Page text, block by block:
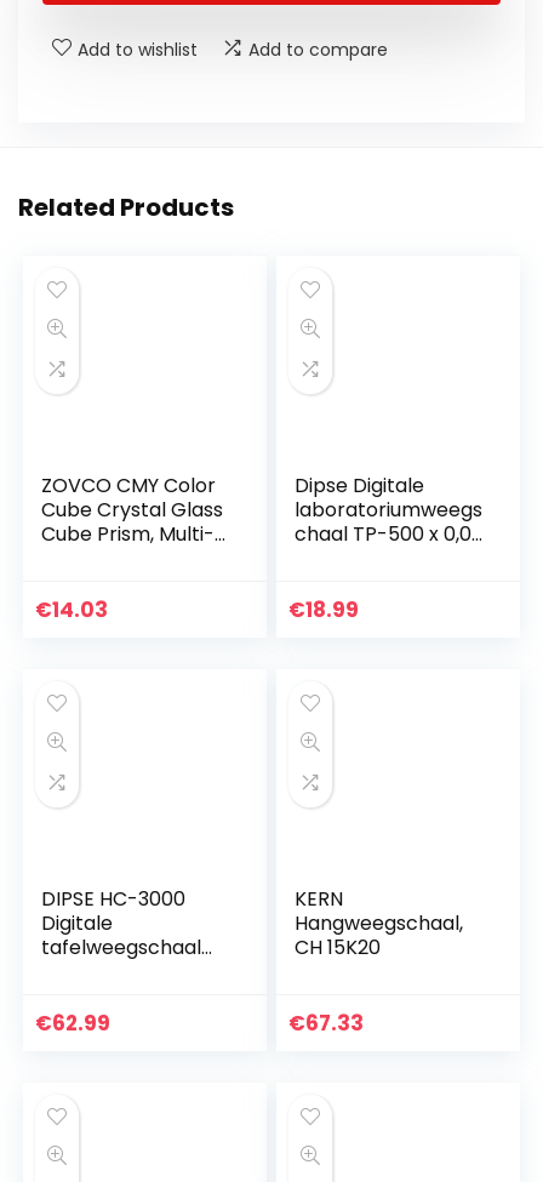
Add to wishlist Add to compare
Related Products
ZOVCO CMY Color
Cube Crystal Glass
Cube Prism, Multi-
Dispersie Prisma,
€14.03
Dipse Digitale
laboratoriumweegs
chaal TP-500 x 0,01
l met 0,01 g
€18.99
DIPSE HC-3000
Digitale
tafelweegschaal
laboratoriumweegs
€62.99
KERN
Hangweegschaal,
CH 15K20
€67.33